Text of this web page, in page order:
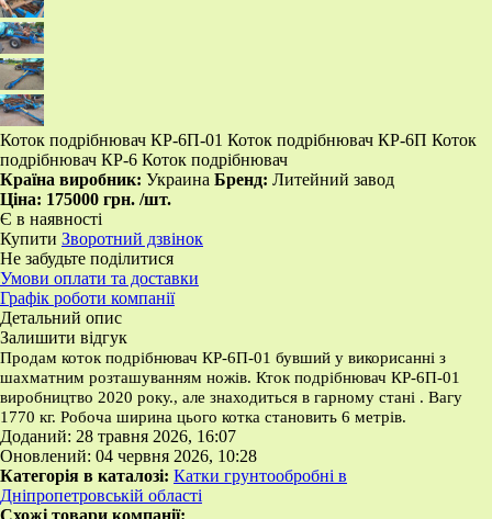
Коток подрібнювач КР-6П-01 Коток подрібнювач КР-6П Коток
подрібнювач КР-6 Коток подрібнювач
Країна виробник: Украина Бренд: Литейний завод
Ціна: 175000 грн. /шт.
Є в наявності
Купити Зворотний дзвінок
Не забудьте поділитися
Умови оплати та доставки
Графік роботи компанії
Детальний опис
Залишити відгук
Продам коток подрібнювач КР-6П-01 бувший у викорисанні з
шахматним розташуванням ножів. Кток подрібнювач КР-6П-01
виробництво 2020 року., але знаходиться в гарному стані . Вагу
1770 кг. Робоча ширина цього котка становить 6 метрів.
Доданий: 28 травня 2026, 16:07
Оновлений: 04 червня 2026, 10:28
Категорія в каталозі: Катки грунтообробні в
Дніпропетровській області
Схожі товари компанії: